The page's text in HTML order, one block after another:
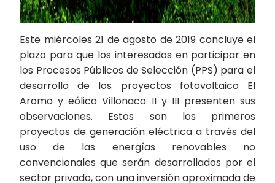
Este miércoles 21 de agosto de 2019 concluye el
plazo para que los interesados en participar en
los Procesos Públicos de Selección (PPS) para el
desarrollo de los proyectos fotovoltaico El
Aromo y eólico Villonaco II y III presenten sus
observaciones. Estos son los primeros
proyectos de generación eléctrica a través del
uso de las energías renovables no
convencionales que serán desarrollados por el
sector privado, con una inversión aproximada de